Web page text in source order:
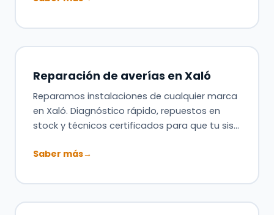
Reparación de averías en Xaló
Reparamos instalaciones de cualquier marca
en Xaló. Diagnóstico rápido, repuestos en
stock y técnicos certificados para que tu sis…
Saber más→